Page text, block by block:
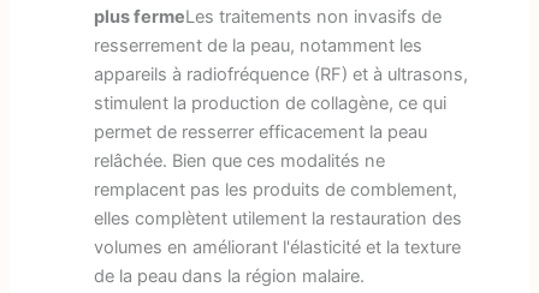
plus fermeLes traitements non invasifs de
resserrement de la peau, notamment les
appareils à radiofréquence (RF) et à ultrasons,
stimulent la production de collagène, ce qui
permet de resserrer efficacement la peau
relâchée. Bien que ces modalités ne
remplacent pas les produits de comblement,
elles complètent utilement la restauration des
volumes en améliorant l'élasticité et la texture
de la peau dans la région malaire.